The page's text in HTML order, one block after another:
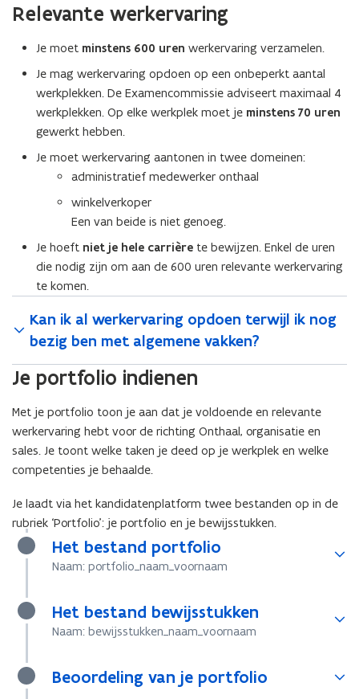
Relevante werkervaring
Je moet minstens 600 uren werkervaring verzamelen.
Je mag werkervaring opdoen op een onbeperkt aantal
werkplekken. De Examencommissie adviseert maximaal 4
werkplekken. Op elke werkplek moet je minstens 70 uren
gewerkt hebben.
Je moet werkervaring aantonen in twee domeinen:
administratief medewerker onthaal
winkelverkoper
Een van beide is niet genoeg.
Je hoeft niet je hele carrière te bewijzen. Enkel de uren
die nodig zijn om aan de 600 uren relevante werkervaring
te komen.
Kan ik al werkervaring opdoen terwijl ik nog
bezig ben met algemene vakken?
Je portfolio indienen
Met je portfolio toon je aan dat je voldoende en relevante
werkervaring hebt voor de richting Onthaal, organisatie en
sales. Je toont welke taken je deed op je werkplek en welke
competenties je behaalde.
Je laadt via het kandidatenplatform twee bestanden op in de
rubriek ‘Portfolio’: je portfolio en je bewijsstukken.
Het bestand portfolio
Naam: portfolio_naam_voornaam
Het bestand bewijsstukken
Naam: bewijsstukken_naam_voornaam
Beoordeling van je portfolio